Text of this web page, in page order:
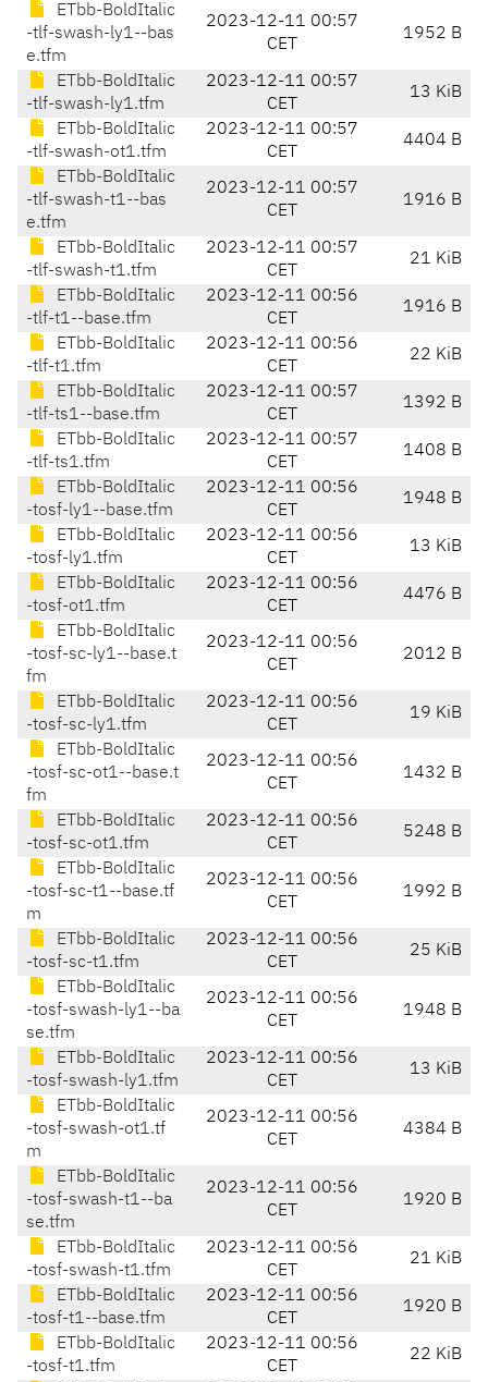
ETbb-BoldItalic
-tlf-swash-ly1--bas
e.tfm
2023-12-11 00:57
CET
1952 B
ETbb-BoldItalic
-tlf-swash-ly1.tfm
2023-12-11 00:57
CET
13 KiB
ETbb-BoldItalic
-tlf-swash-ot1.tfm
2023-12-11 00:57
CET
4404 B
ETbb-BoldItalic
-tlf-swash-t1--bas
e.tfm
2023-12-11 00:57
CET
1916 B
ETbb-BoldItalic
-tlf-swash-t1.tfm
2023-12-11 00:57
CET
21 KiB
ETbb-BoldItalic
-tlf-t1--base.tfm
2023-12-11 00:56
CET
1916 B
ETbb-BoldItalic
-tlf-t1.tfm
2023-12-11 00:56
CET
22 KiB
ETbb-BoldItalic
-tlf-ts1--base.tfm
2023-12-11 00:57
CET
1392 B
ETbb-BoldItalic
-tlf-ts1.tfm
2023-12-11 00:57
CET
1408 B
ETbb-BoldItalic
-tosf-ly1--base.tfm
2023-12-11 00:56
CET
1948 B
ETbb-BoldItalic
-tosf-ly1.tfm
2023-12-11 00:56
CET
13 KiB
ETbb-BoldItalic
-tosf-ot1.tfm
2023-12-11 00:56
CET
4476 B
ETbb-BoldItalic
-tosf-sc-ly1--base.t
fm
2023-12-11 00:56
CET
2012 B
ETbb-BoldItalic
-tosf-sc-ly1.tfm
2023-12-11 00:56
CET
19 KiB
ETbb-BoldItalic
-tosf-sc-ot1--base.t
fm
2023-12-11 00:56
CET
1432 B
ETbb-BoldItalic
-tosf-sc-ot1.tfm
2023-12-11 00:56
CET
5248 B
ETbb-BoldItalic
-tosf-sc-t1--base.tf
m
2023-12-11 00:56
CET
1992 B
ETbb-BoldItalic
-tosf-sc-t1.tfm
2023-12-11 00:56
CET
25 KiB
ETbb-BoldItalic
-tosf-swash-ly1--ba
se.tfm
2023-12-11 00:56
CET
1948 B
ETbb-BoldItalic
-tosf-swash-ly1.tfm
2023-12-11 00:56
CET
13 KiB
ETbb-BoldItalic
-tosf-swash-ot1.tf
m
2023-12-11 00:56
CET
4384 B
ETbb-BoldItalic
-tosf-swash-t1--ba
se.tfm
2023-12-11 00:56
CET
1920 B
ETbb-BoldItalic
-tosf-swash-t1.tfm
2023-12-11 00:56
CET
21 KiB
ETbb-BoldItalic
-tosf-t1--base.tfm
2023-12-11 00:56
CET
1920 B
ETbb-BoldItalic
-tosf-t1.tfm
2023-12-11 00:56
CET
22 KiB